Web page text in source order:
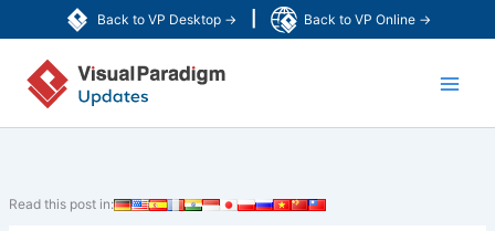
Back to VP Desktop → Back to VP Online →
to
content
Read this post in: